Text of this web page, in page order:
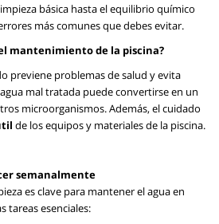
básica hasta el equilibrio químico
más comunes que debes evitar.
mantenimiento de la piscina?
previene problemas de salud y evita
mal tratada puede convertirse en un
microorganismos. Además, el cuidado
de los equipos y materiales de la piscina.
semanalmente
es clave para mantener el agua en
tareas esenciales: